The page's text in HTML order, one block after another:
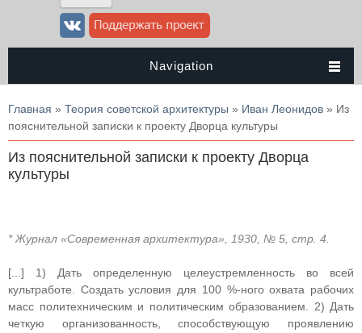
Navigation
Вы здесь
Главная » Теория советской архитектуры » Иван Леонидов » Из
пояснительной записки к проекту Дворца культуры
Из пояснительной записки к проекту Дворца
культуры
* Журнал «Современная архитектура», 1930, № 5, стр. 4.
[...] 1) Дать определенную целеустремленность во всей
культработе. Создать условия для 100 %-ного охвата рабочих
масс политехническим и политическим образованием. 2) Дать
четкую организованность, способствующую проявлению